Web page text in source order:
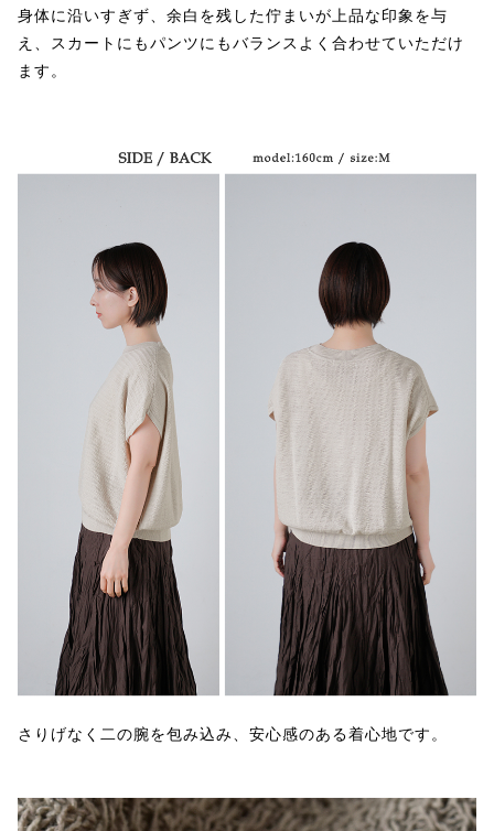
身体に沿いすぎず、余白を残した佇まいが上品な印象を与
え、スカートにもパンツにもバランスよく合わせていただけ
ます。
さりげなく二の腕を包み込み、安心感のある着心地です。